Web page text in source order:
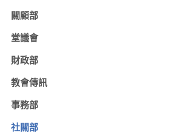
關顧部
堂議會
財政部
教會傳訊
事務部
社關部